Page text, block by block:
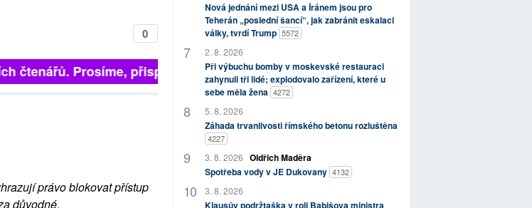
0
čtenářů. Prosíme, přispějte. ➥
právo blokovat přístup
důvodné.
Nová jednání mezi USA a Íránem jsou pro
Teherán „poslední šancí“, jak zabránit eskalaci
války, tvrdí Trump 5572
2. 8. 2026
Při výbuchu bomby v moskevské restauraci
zahynuli tři lidé; explodovalo zařízení, které u
sebe měla žena 4272
5. 8. 2026
Záhada trvanlivosti římského betonu rozluštěna
4227
3. 8. 2026 Oldřich Maděra
Spotřeba vody v JE Dukovany 4132
3. 8. 2026